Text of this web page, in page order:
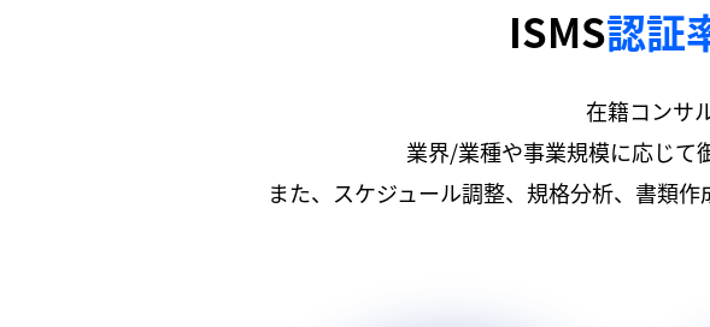
ISMS認証
在籍コンサ
業界/業種や事業規模に応じて
また、スケジュール調整、規格分析、書類